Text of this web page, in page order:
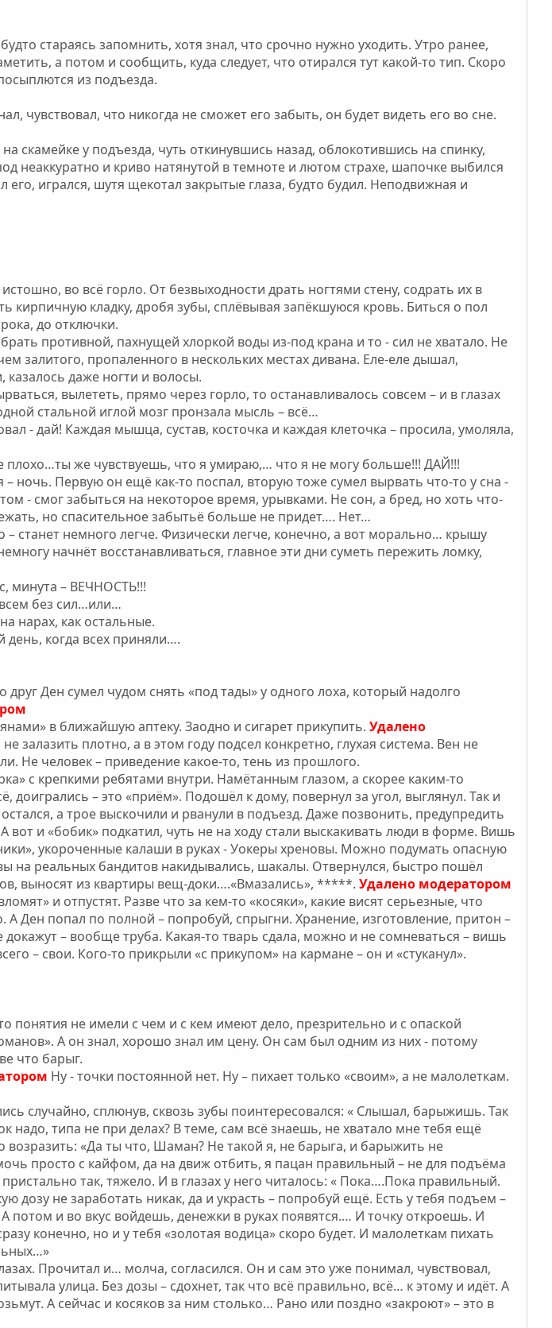
стараясь запомнить, хотя знал, что срочно нужно уходить. Утро ранее,
а потом и сообщить, куда следует, что отирался тут какой-то тип. Скоро
из подъезда.
чувствовал, что никогда не сможет его забыть, он будет видеть его во сне.
скамейке у подъезда, чуть откинувшись назад, облокотившись на спинку,
неаккуратно и криво натянутой в темноте и лютом страхе, шапочке выбился
игрался, шутя щекотал закрытые глаза, будто будил. Неподвижная и
во всё горло. От безвыходности драть ногтями стену, содрать их в
кирпичную кладку, дробя зубы, сплёвывая запёкшуюся кровь. Биться о пол
до отключки.
противной, пахнущей хлоркой воды из-под крана и то - сил не хватало. Не
залитого, пропаленного в нескольких местах дивана. Еле-еле дышал,
даже ногти и волосы.
вылететь, прямо через горло, то останавливалось совсем – и в глазах
стальной иглой мозг пронзала мысль – всё…
- дай! Каждая мышца, сустав, косточка и каждая клеточка – просила, умоляла,
же чувствуешь, что я умираю,… что я не могу больше!!! ДАЙ!!!
ночь. Первую он ещё как-то поспал, вторую тоже сумел вырвать что-то у сна -
- смог забыться на некоторое время, урывками. Не сон, а бред, но хоть что-
но спасительное забытьё больше не придет…. Нет…
– станет немного легче. Физически легче, конечно, а вот морально… крышу
начнёт восстанавливаться, главное эти дни суметь пережить ломку,
минута – ВЕЧНОСТЬ!!!
без сил…или…
нарах, как остальные.
когда всех приняли….
Ден сумел чудом снять «под тады» у одного лоха, который надолго
в ближайшую аптеку. Заодно и сигарет прикупить.Удалено
залазить плотно, а в этом году подсел конкретно, глухая система. Вен не
Не человек – приведение какое-то, тень из прошлого.
с крепкими ребятами внутри. Намётанным глазом, а скорее каким-то
доигрались – это «приём». Подошёл к дому, повернул за угол, выглянул. Так и
а трое выскочили и рванули в подъезд. Даже позвонить, предупредить
вот и «бобик» подкатил, чуть не на ходу стали выскакивать люди в форме. Вишь
укороченные калаши в руках - Уокеры хреновы. Можно подумать опасную
на реальных бандитов накидывались, шакалы. Отвернулся, быстро пошёл
выносят из квартиры вещ-доки….«Вмазались», *****.Удалено модератором
и отпустят. Разве что за кем-то «косяки», какие висят серьезные, что
А Ден попал по полной – попробуй, спрыгни. Хранение, изготовление, притон –
– вообще труба. Какая-то тварь сдала, можно и не сомневаться – вишь
– свои. Кого-то прикрыли «с прикупом» на кармане – он и «стуканул».
не имели с чем и с кем имеют дело, презрительно и с опаской
А он знал, хорошо знал им цену. Он сам был одним из них - потому
что барыг.
Ну - точки постоянной нет. Ну – пихает только «своим», а не малолеткам.
случайно, сплюнув, сквозь зубы поинтересовался: « Слышал, барыжишь. Так
надо, типа не при делах? В теме, сам всё знаешь, не хватало мне тебя ещё
возразить: «Да ты что, Шаман? Не такой я, не барыга, и барыжить не
просто с кайфом, да на движ отбить, я пацан правильный – не для подъёма
так, тяжело. И в глазах у него читалось: « Пока….Пока правильный.
дозу не заработать никак, да и украсть – попробуй ещё. Есть у тебя подъем –
потом и во вкус войдешь, денежки в руках появятся.… И точку откроешь. И
конечно, но и у тебя «золотая водица» скоро будет. И малолеткам пихать
Прочитал и… молча, согласился. Он и сам это уже понимал, чувствовал,
улица. Без дозы – сдохнет, так что всё правильно, всё… к этому и идёт. А
А сейчас и косяков за ним столько… Рано или поздно «закроют» – это в